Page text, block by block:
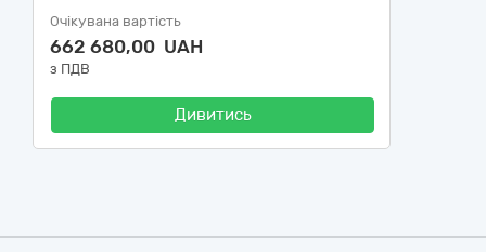
Очікувана вартість
662 680,00 UAH
з ПДВ
Дивитись